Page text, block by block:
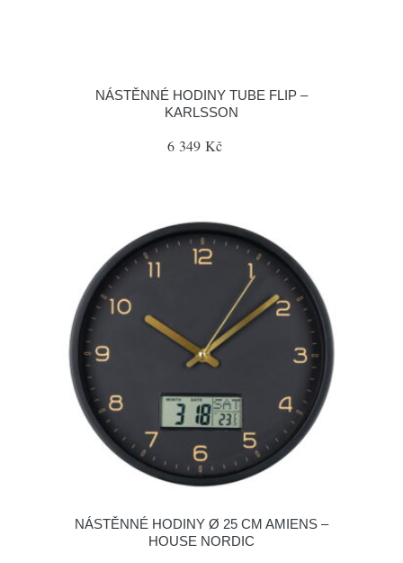
NÁSTĚNNÉ HODINY TUBE FLIP –
KARLSSON
6 349 Kč
NÁSTĚNNÉ HODINY Ø 25 CM AMIENS –
HOUSE NORDIC